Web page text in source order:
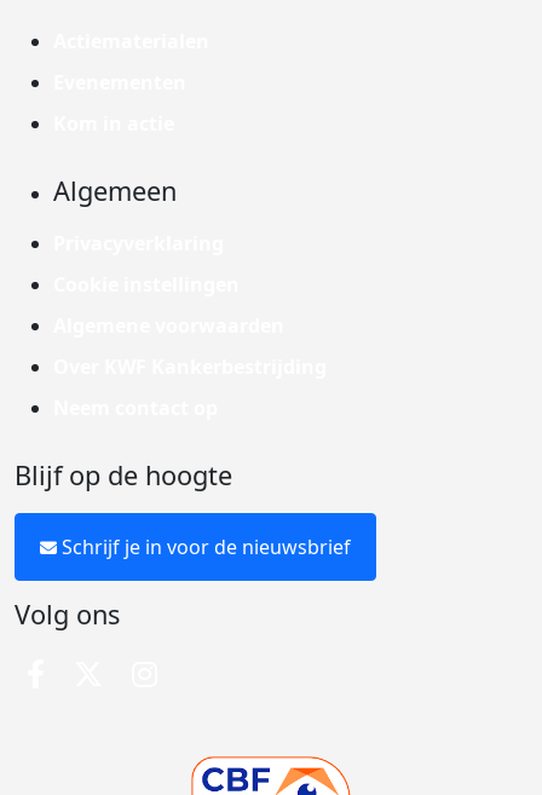
Algemeen
Blijf op de hoogte
Schrijf je in voor de nieuwsbrief
Volg ons